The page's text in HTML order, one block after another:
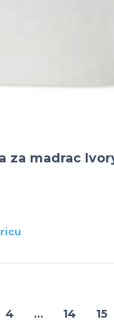
za madrac
4 … 14 15